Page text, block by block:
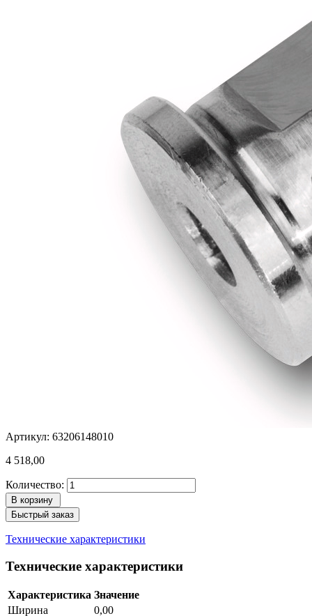
Артикул: 63206148010
4 518,00
Количество:
В корзину
Быстрый заказ
Технические характеристики
Технические характеристики
Характеристика Значение
Ширина
0,00